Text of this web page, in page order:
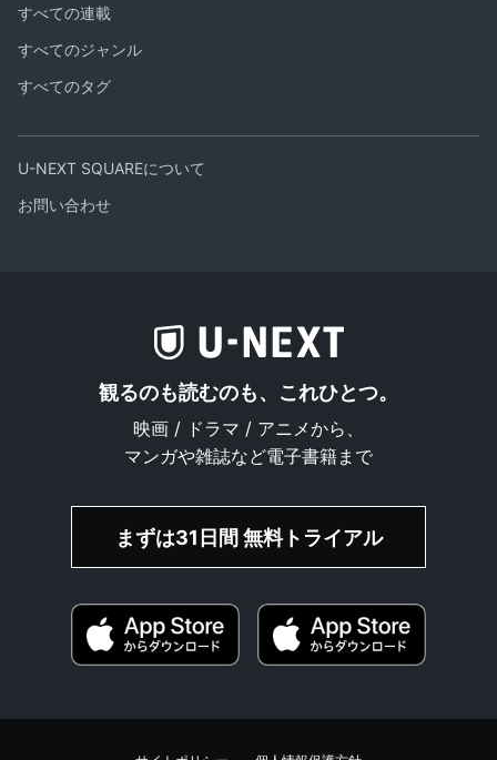
すべての連載
すべてのジャンル
すべてのタグ
U-NEXT SQUAREについて
お問い合わせ
観るのも読むのも、これひとつ。
映画 / ドラマ / アニメから、
マンガや雑誌など電子書籍まで
まずは31日間 無料トライアル